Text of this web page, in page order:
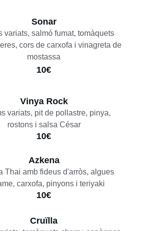
Azkena
Thai amb fideus d'arròs, algues
carxofa, pinyons i teriyaki
10€
Cruïlla
Vinya Rock
10€
variats, pit de pollastre, pinya,
rostons i salsa César
Sonar
variats, salmó fumat, tomàquets
cors de carxofa i vinagreta de
mostassa
10€